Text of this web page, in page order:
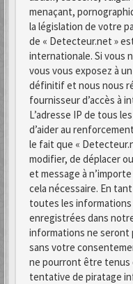
menaçant,
la législation de votre
de « Detecteur.net »
internationale. Si vous
vous vous exposez à
définitif et nous nous
fournisseur d’accès à
L’adresse IP de tous
d’aider au
le fait que «
modifier, de déplacer
et message à
cela nécessaire. En
toutes les
enregistrées dans
informations ne seront
sans votre
ne pourront être tenus
tentative de piratage